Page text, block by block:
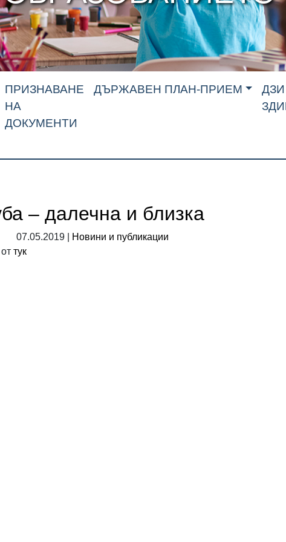
ПРИЗНАВАНЕ
НА
ДОКУМЕНТИ
ДЪРЖАВЕН ПЛАН-ПРИЕМ
ДЗИ
– далечна и близка
07.05.2019 |
Новини и публикации
тук